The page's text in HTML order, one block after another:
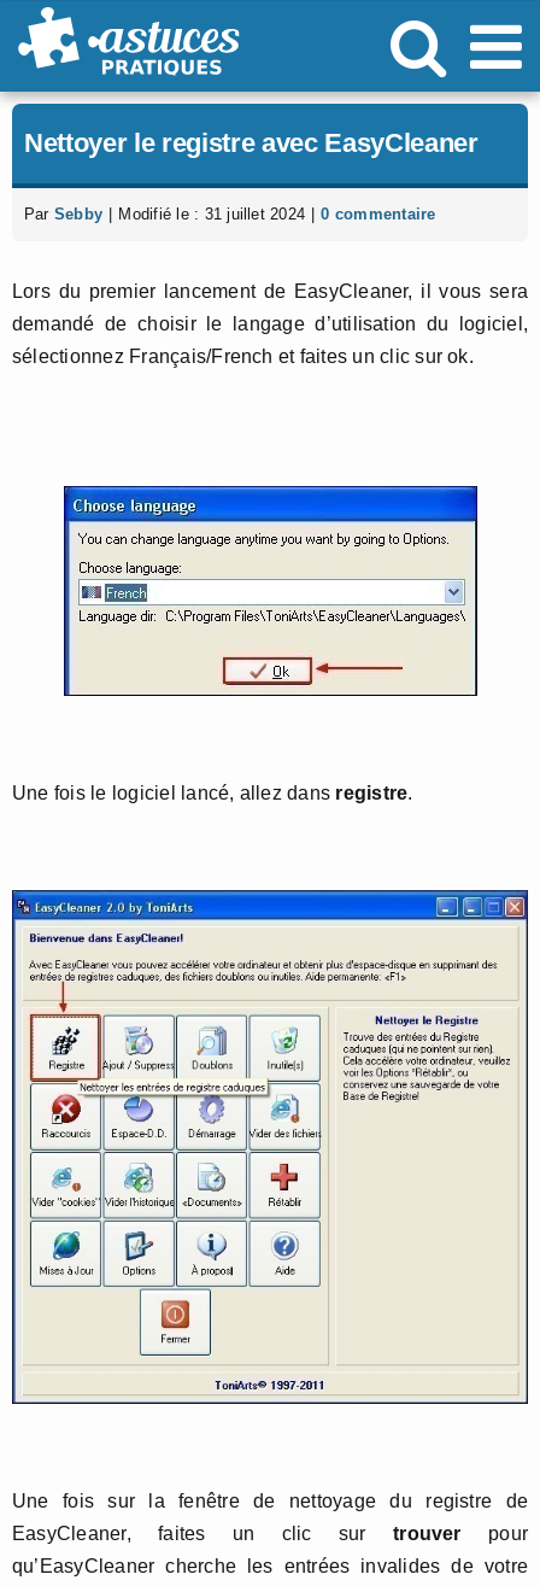
Passer
au
Nettoyer le registre avec EasyCleaner
Par Sebby Modifié le : 31 juillet 2024 0 commentaire
Lors du premier lancement de EasyCleaner, il vous sera
demandé de choisir le langage d’utilisation du logiciel,
sélectionnez Français/French et faites un clic sur ok.
Une fois le logiciel lancé, allez dans registre.
Une fois sur la fenêtre de nettoyage du registre de
EasyCleaner, faites un clic surtrouver pour
qu’EasyCleaner cherche les entrées invalides de votre